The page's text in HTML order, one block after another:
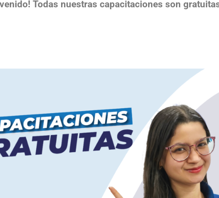
Todas nuestras capacitaciones son